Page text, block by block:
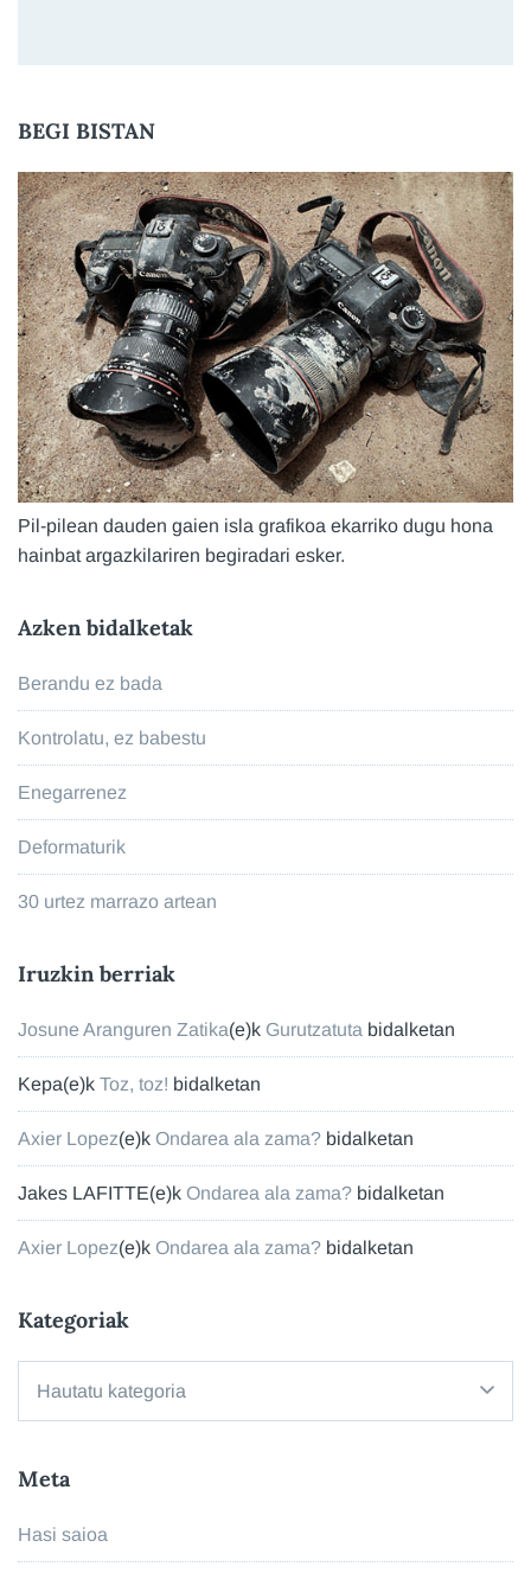
BEGI BISTAN
Pil-pilean dauden gaien isla grafikoa ekarriko dugu hona
hainbat argazkilariren begiradari esker.
Azken bidalketak
Berandu ez bada
Kontrolatu, ez babestu
Enegarrenez
Deformaturik
30 urtez marrazo artean
Iruzkin berriak
Josune Aranguren Zatika(e)k Gurutzatuta bidalketan
Kepa(e)k Toz, toz! bidalketan
Axier Lopez(e)k Ondarea ala zama? bidalketan
Jakes LAFITTE(e)k Ondarea ala zama? bidalketan
Axier Lopez(e)k Ondarea ala zama? bidalketan
Kategoriak
Meta
Hasi saioa